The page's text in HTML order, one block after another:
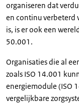
organiseren dat
en continu verbeterd
is, is er ook een
50.001.
Organisaties die al
zoals ISO 14.001
energiemodule (ISO
vergelijkbare